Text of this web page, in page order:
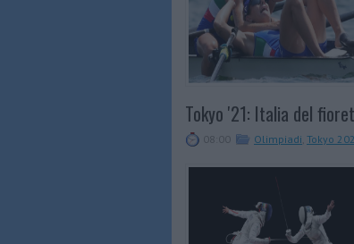
Tokyo '21: Italia del
08:00 Olimpiadi Tokyo